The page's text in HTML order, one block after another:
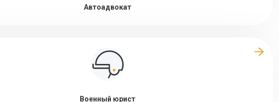
Автоадвокат
Военный юрист